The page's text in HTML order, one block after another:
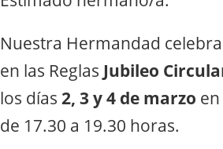
Nuestra Hermandad
en las Reglas Jubileo
los días 2, 3 y 4 de marzo
de 17.30 a 19.30 horas.